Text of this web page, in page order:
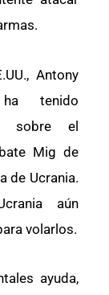
Antony
tenido
sobre el
Mig de
de Ucrania.
aún
volarlos.
ayuda,